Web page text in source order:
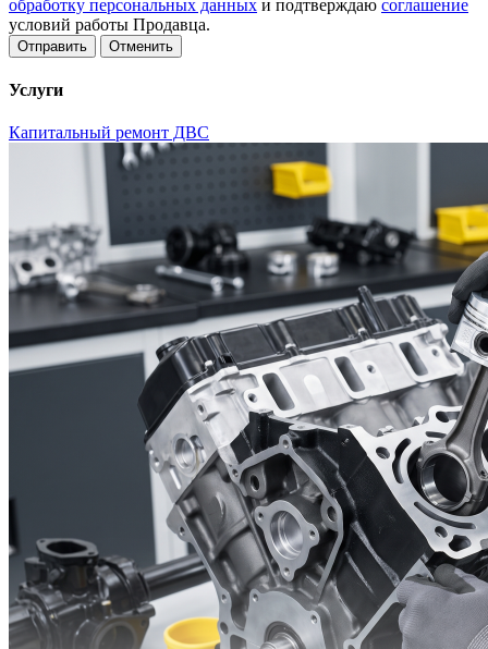
обработку персональных данных и подтверждаю соглашение
условий работы Продавца.
Отменить
Услуги
Капитальный ремонт ДВС